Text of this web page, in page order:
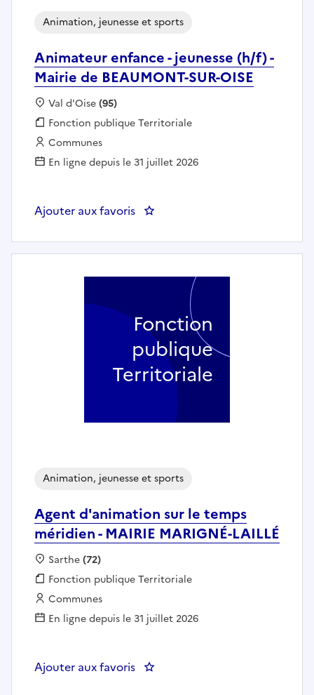
Animateur enfance - jeunesse (h/f) -
Mairie de BEAUMONT-SUR-OISE
Animation, jeunesse et sports
Localisation :
Val d'Oise(95)
Fonction publique :
Fonction publique Territoriale
Employeur :
Communes
En ligne depuis le 31 juillet 2026
Ajouter aux favoris : Animateur enfance - jeunesse
Agent d'animation sur le temps
méridien - MAIRIE MARIGNÉ-LAILLÉ
Animation, jeunesse et sports
Localisation :
Sarthe(72)
Fonction publique :
Fonction publique Territoriale
Employeur :
Communes
En ligne depuis le 31 juillet 2026
Ajouter aux favoris : Agent d'animation sur le
Fonction
publique
Territoriale